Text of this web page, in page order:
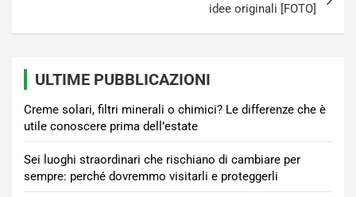
idee originali [FOTO]
ULTIME PUBBLICAZIONI
Creme solari, filtri minerali o chimici? Le differenze che è
utile conoscere prima dell’estate
Sei luoghi straordinari che rischiano di cambiare per
sempre: perché dovremmo visitarli e proteggerli